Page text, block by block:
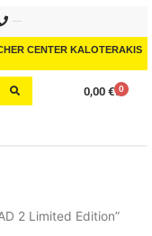
CENTER KALOTERAKIS
0,00 € 0
Cart
2 Limited Edition”